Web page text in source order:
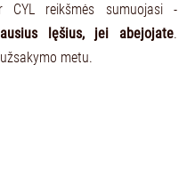
CYL reikšmės sumuojasi -
lęšius, jei abejojate.
metu.